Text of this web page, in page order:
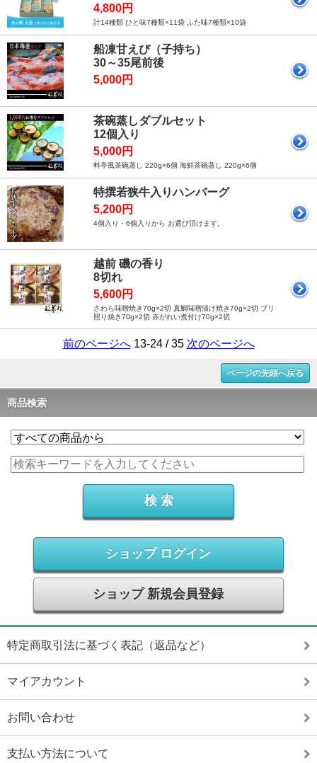
4,800円
計14種類 ひと味7種類×11袋 ふた味7種類×10袋
船凍甘えび（子持ち）
30～35尾前後
5,000円
茶碗蒸しダブルセット
12個入り
5,000円
料亭風茶碗蒸し 220g×6個 海鮮茶碗蒸し 220g×6個
特撰若狭牛入りハンバーグ
5,200円
4個入り・6個入りから お選び頂けます。
越前 磯の香り
8切れ
5,600円
さわら味噌焼き70g×2切 真鯛味噌漬け焼き70g×2切 ブリ
照り焼き70g×2切 赤がれい煮付け70g×2切
前のページへ13-24 / 35 次のページへ
ページの先頭へ戻る
商品検索
ショップ ログイン
ショップ 新規会員登録
特定商取引法に基づく表記（返品など）
マイアカウント
お問い合わせ
支払い方法について